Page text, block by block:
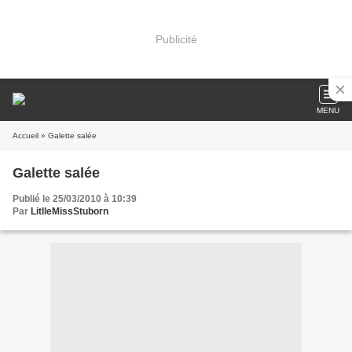
Publicité
MENU
Accueil » Galette salée
Galette salée
Publié le 25/03/2010 à 10:39
Par LitlleMissStuborn